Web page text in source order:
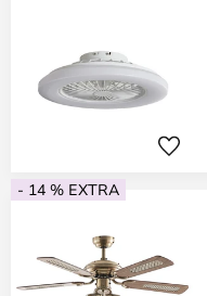
- 14 % EXTRA